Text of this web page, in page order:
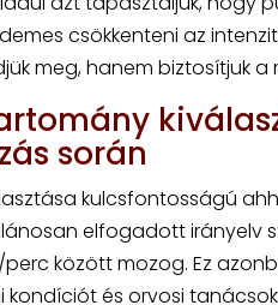
csökkenteni az
meg, hanem biztosítjuk
során
kulcsfontosságú
elfogadott irányelv
perc között mozog. Ez
és orvosi